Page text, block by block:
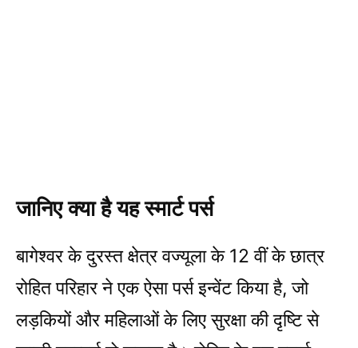
जानिए क्या है यह स्मार्ट पर्स
बागेश्वर के दुरस्त क्षेत्र वज्यूला के 12 वीं के छात्र
रोहित परिहार ने एक ऐसा पर्स इन्वेंट किया है, जो
लड़कियों और महिलाओं के लिए सुरक्षा की दृष्टि से